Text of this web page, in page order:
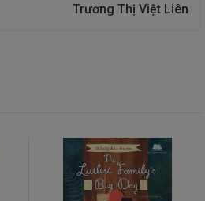
Trương Thị Việt Liên